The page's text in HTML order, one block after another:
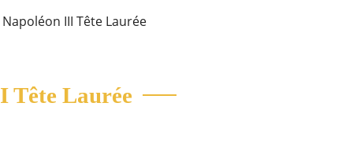
III Tête Laurée
Tête Laurée